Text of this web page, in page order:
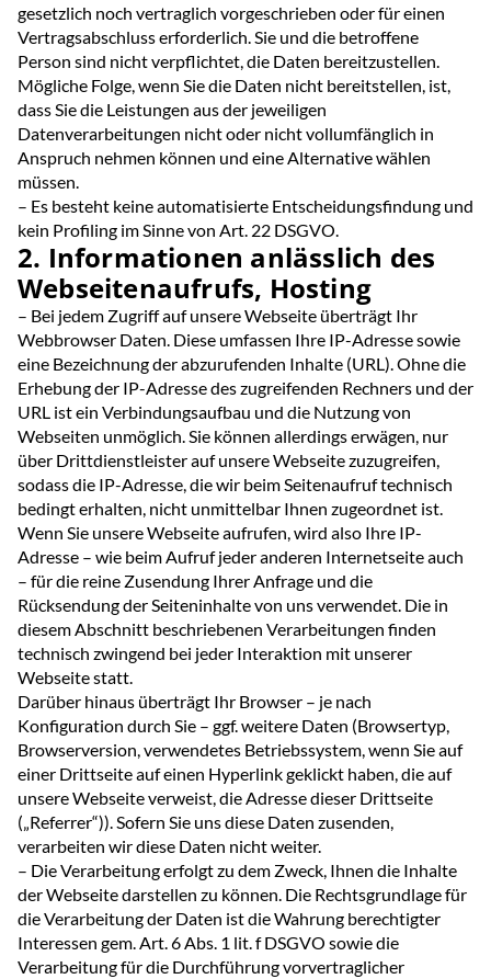
gesetzlich noch vertraglich vorgeschrieben oder für einen
Vertragsabschluss erforderlich. Sie und die betroffene
Person sind nicht verpflichtet, die Daten bereitzustellen.
Mögliche Folge, wenn Sie die Daten nicht bereitstellen, ist,
dass Sie die Leistungen aus der jeweiligen
Datenverarbeitungen nicht oder nicht vollumfänglich in
Anspruch nehmen können und eine Alternative wählen
müssen.
– Es besteht keine automatisierte Entscheidungsfindung und
kein Profiling im Sinne von Art. 22 DSGVO.
2. Informationen anlässlich des
Webseitenaufrufs, Hosting
– Bei jedem Zugriff auf unsere Webseite überträgt Ihr
Webbrowser Daten. Diese umfassen Ihre IP-Adresse sowie
eine Bezeichnung der abzurufenden Inhalte (URL). Ohne die
Erhebung der IP-Adresse des zugreifenden Rechners und der
URL ist ein Verbindungsaufbau und die Nutzung von
Webseiten unmöglich. Sie können allerdings erwägen, nur
über Drittdienstleister auf unsere Webseite zuzugreifen,
sodass die IP-Adresse, die wir beim Seitenaufruf technisch
bedingt erhalten, nicht unmittelbar Ihnen zugeordnet ist.
Wenn Sie unsere Webseite aufrufen, wird also Ihre IP-
Adresse – wie beim Aufruf jeder anderen Internetseite auch
– für die reine Zusendung Ihrer Anfrage und die
Rücksendung der Seiteninhalte von uns verwendet. Die in
diesem Abschnitt beschriebenen Verarbeitungen finden
technisch zwingend bei jeder Interaktion mit unserer
Webseite statt.
Darüber hinaus überträgt Ihr Browser – je nach
Konfiguration durch Sie – ggf. weitere Daten (Browsertyp,
Browserversion, verwendetes Betriebssystem, wenn Sie auf
einer Drittseite auf einen Hyperlink geklickt haben, die auf
unsere Webseite verweist, die Adresse dieser Drittseite
(„Referrer“)). Sofern Sie uns diese Daten zusenden,
verarbeiten wir diese Daten nicht weiter.
– Die Verarbeitung erfolgt zu dem Zweck, Ihnen die Inhalte
der Webseite darstellen zu können. Die Rechtsgrundlage für
die Verarbeitung der Daten ist die Wahrung berechtigter
Interessen gem. Art. 6 Abs. 1 lit. f DSGVO sowie die
Verarbeitung für die Durchführung vorvertraglicher